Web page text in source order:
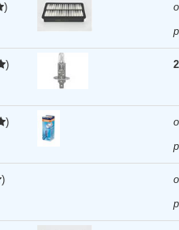
)
)
)
)